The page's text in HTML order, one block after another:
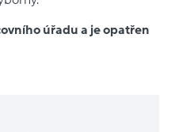
úřadu a je opatřen